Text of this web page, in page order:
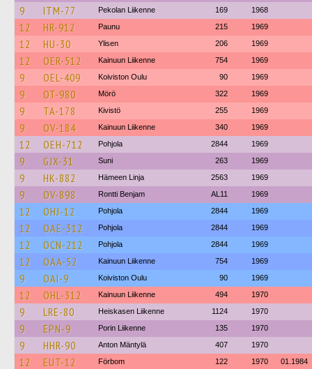
9 ITM-77 Pekolan Liikenne 169 1968
12 HR-912 Paunu 215 1969
12 HU-30 Ylisen 206 1969
12 OER-512 Kainuun Liikenne 754 1969
9 OEL-409 Koiviston Oulu 90 1969
9 OT-980 Mörö 322 1969
9 TA-178 Kivistö 255 1969
9 OV-184 Kainuun Liikenne 340 1969
12 OEH-712 Pohjola 2844 1969
9 GJX-31 Suni 263 1969
9 HK-882 Hämeen Linja 2563 1969
9 OV-898 Rontti Benjam AL11 1969
12 OHJ-12 Pohjola 2844 1969
12 OAE-312 Pohjola 2844 1969
12 OCN-212 Pohjola 2844 1969
12 OAA-52 Kainuun Liikenne 754 1969
9 OAI-9 Koiviston Oulu 90 1969
12 OHL-312 Kainuun Liikenne 494 1970
9 LRE-80 Heiskasen Liikenne 1124 1970
9 EPN-9 Porin Liikenne 135 1970
9 HHR-90 Anton Mäntylä 407 1970
12 EUT-12 Förbom 122 1970 01.1984